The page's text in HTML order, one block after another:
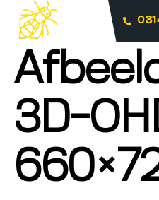
3D-